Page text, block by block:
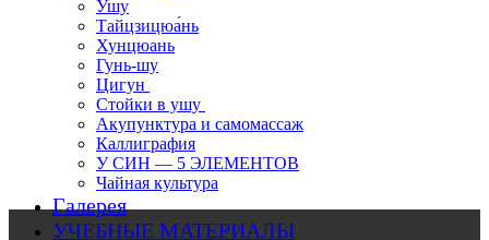
Ушу
Тайцзицюа́нь
Хунцюань
Гунь-шу
Цигун
Стойки в ушу
Акупунктура и самомассаж
Каллиграфия
У СИН — 5 ЭЛЕМЕНТОВ
Чайная культура
Галерея
УЧЕБНЫЕ МАТЕРИАЛЫ